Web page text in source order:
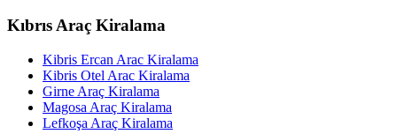
Kıbrıs Araç Kiralama
Kibris Ercan Arac Kiralama
Kibris Otel Arac Kiralama
Girne Araç Kiralama
Magosa Araç Kiralama
Lefkoşa Araç Kiralama